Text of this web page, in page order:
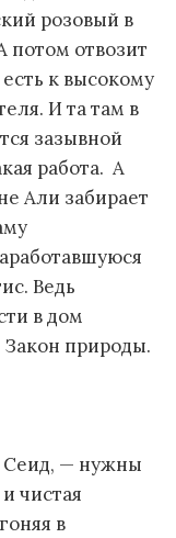
розовый в
потом отвозит
к высокому
И та там в
зазывной
работа. А
Али забирает
Ведь
в дом
Закон природы.
Сеид, — нужны
чистая
в